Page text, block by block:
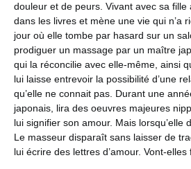
douleur et de peurs. Vivant avec sa
dans les livres et mène une vie qui n’a
jour où elle tombe par hasard sur un
prodiguer un massage par un maître
qui la réconcilie avec elle-même, ainsi
lui laisse entrevoir la possibilité d’une
qu’elle ne connait pas. Durant une
japonais, lira des oeuvres majeures
lui signifier son amour. Mais lorsqu’elle
Le masseur disparaît sans laisser de
lui écrire des lettres d’amour. Vont-